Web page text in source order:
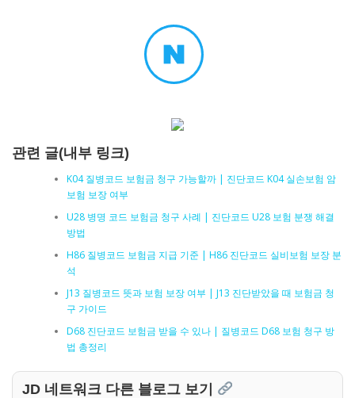
관련 글(내부 링크)
K04 질병코드 보험금 청구 가능할까 | 진단코드 K04 실손보험 암
보험 보장 여부
U28 병명 코드 보험금 청구 사례 | 진단코드 U28 보험 분쟁 해결
방법
H86 질병코드 보험금 지급 기준 | H86 진단코드 실비보험 보장 분
석
J13 질병코드 뜻과 보험 보장 여부 | J13 진단받았을 때 보험금 청
구 가이드
D68 진단코드 보험금 받을 수 있나 | 질병코드 D68 보험 청구 방
법 총정리
JD 네트워크 다른 블로그 보기